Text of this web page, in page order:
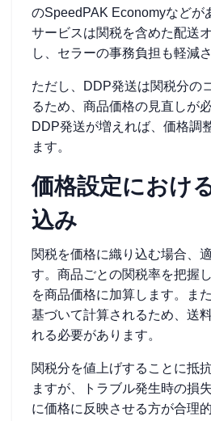
のSpeedPAK Economyなどが
サービスは関税を含めた配送
し、セラーの事務負担も軽減さ
ただし、DDP発送は関税分の
るため、商品価格の見直しが
DDP発送が増えれば、価格調
ます。
価格設定におけ
込み
関税を価格に織り込む場合、
す。商品ごとの関税率を把握
を商品価格に加算します。ま
基づいて計算されるため、送
れる必要があります。
関税分を値上げすることに抵
ますが、トラブル発生時の損
に価格に反映させる方が合理